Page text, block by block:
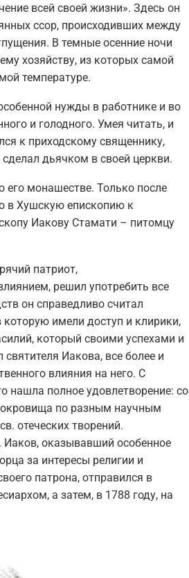
всей своей жизни». Здесь он
ссор, происходивших между
В темные осенние ночи
хозяйству, из которых самой
температуре.
нужды в работнике и во
и голодного. Умея читать, и
к приходскому священнику,
дьячком в своей церкви.
его монашестве. Только после
в Хушскую епископию к
Иакову Стамати – питомцу
патриот,
решил употребить все
он справедливо считал
имели доступ и клирики,
который своими успехами и
Иакова, все более и
влияния на него. С
нашла полное удовлетворение: со
по разным научным
отеческих творений.
оказывавший особенное
за интересы религии и
патрона, отправился в
а затем, в 1788 году, на